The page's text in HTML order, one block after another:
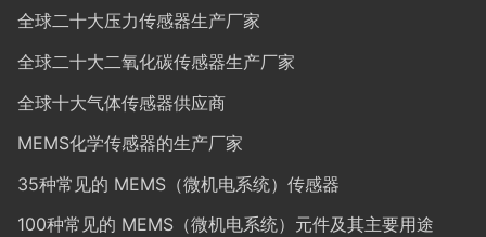
全球二十大压力传感器生产厂家
全球二十大二氧化碳传感器生产厂家
全球十大气体传感器供应商
MEMS化学传感器的生产厂家
35种常见的 MEMS（微机电系统）传感器
100种常见的 MEMS（微机电系统）元件及其主要用途